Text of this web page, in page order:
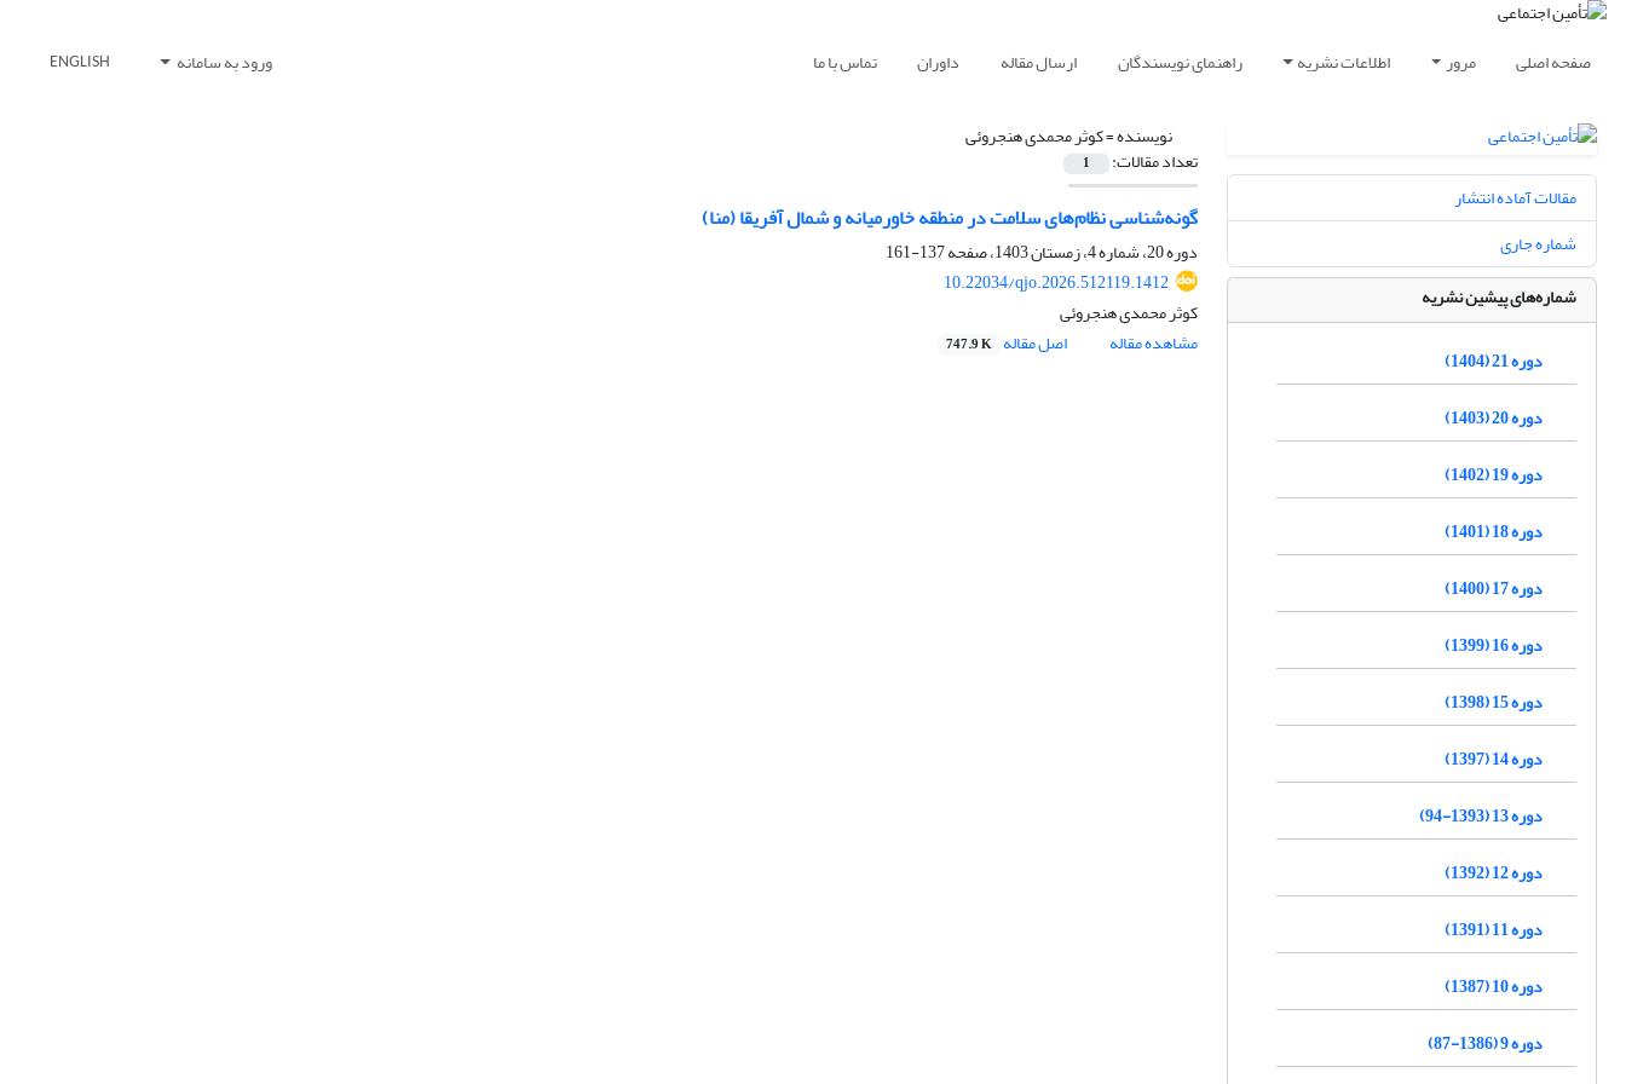
صفحه اصلی مرور اطلاعات نشریه راهنمای نویسندگان ارسال مقاله داوران تماس با ما ورود به سامانه ENGLISH
نویسنده =کوثر محمدی هنجروئی
تعداد مقالات: 1
گونه‌شناسی نظام‌های سلامت در منطقه خاورمیانه و شمال آفریقا (منا)
دوره 20، شماره 4، زمستان 1403، صفحه
137-161
10.22034/qjo.2026.512119.1412
کوثر محمدی هنجروئی
مشاهده مقاله
اصل مقاله 747.9 K
مقالات آماده انتشار
شماره جاری
شماره‌های پیشین نشریه
دوره 21 (1404)
دوره 20 (1403)
دوره 19 (1402)
دوره 18 (1401)
دوره 17 (1400)
دوره 16 (1399)
دوره 15 (1398)
دوره 14 (1397)
دوره 13 (1393-94)
دوره 12 (1392)
دوره 11 (1391)
دوره 10 (1387)
دوره 9 (1386-87)